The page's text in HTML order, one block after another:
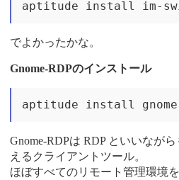
でよかったかな。
Gnome-RDPのインストール
Gnome-RDPは RDP といいなが
えるクライアントツール。
ほぼすべてのリモート管理環境